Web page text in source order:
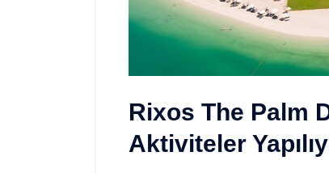
Rixos The Palm
Aktiviteler